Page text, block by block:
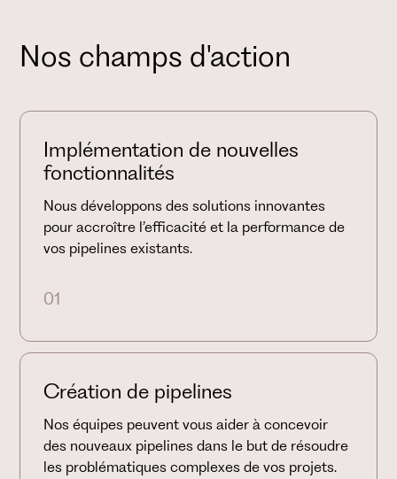
Nos champs d'action
Implémentation de nouvelles
fonctionnalités
Nous développons des solutions innovantes
pour accroître l’efficacité et la performance de
vos pipelines existants.
01
Création de pipelines
Nos équipes peuvent vous aider à concevoir
des nouveaux pipelines dans le but de résoudre
les problématiques complexes de vos projets.